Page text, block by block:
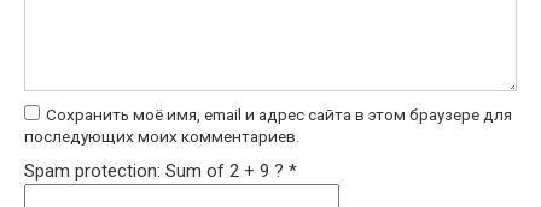
Сохранить моё имя, email и адрес сайта в этом браузере для
последующих моих комментариев.
Spam protection: Sum of 2 + 9 ? *